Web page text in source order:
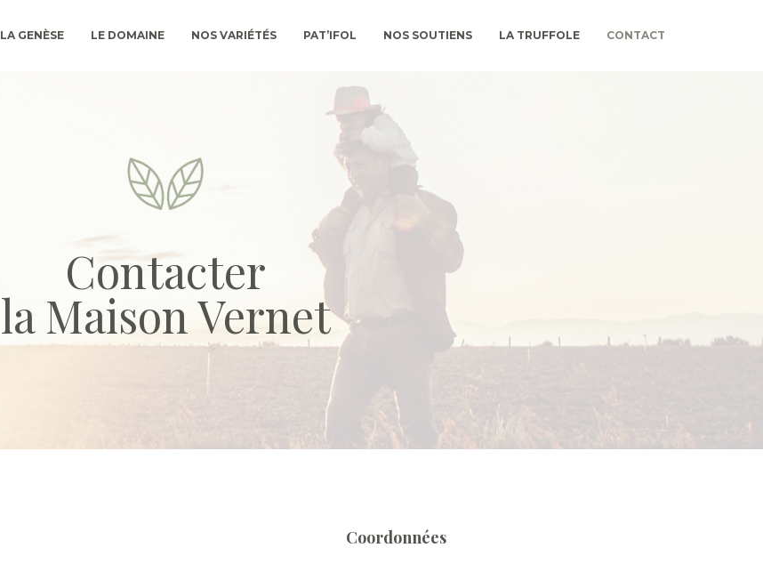
LA GENÈSE LE DOMAINE NOS VARIÉTÉS PAT’IFOL NOS SOUTIENS LA TRUFFOLE CONTACT
Contacter
la Maison Vernet
Coordonnées